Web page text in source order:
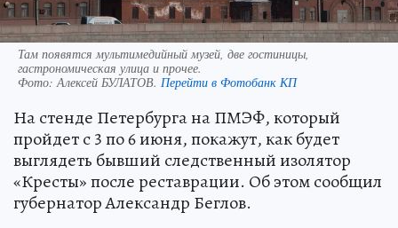
Там появятся мультимедийный музей, две гостиницы,
гастрономическая улица и прочее.
Фото:Алексей БУЛАТОВ. Перейти в Фотобанк КП
На стенде Петербурга на ПМЭФ, который
пройдет с 3 по 6 июня, покажут, как будет
выглядеть бывший следственный изолятор
«Кресты» после реставрации. Об этом сообщил
губернатор Александр Беглов.